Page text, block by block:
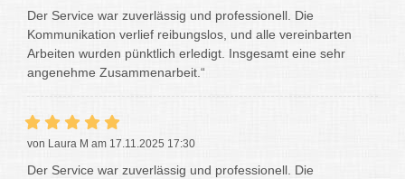
Der Service war zuverlässig und professionell. Die
Kommunikation verlief reibungslos, und alle vereinbarten
Arbeiten wurden pünktlich erledigt. Insgesamt eine sehr
angenehme Zusammenarbeit.“
von Laura M am 17.11.2025 17:30
Der Service war zuverlässig und professionell. Die